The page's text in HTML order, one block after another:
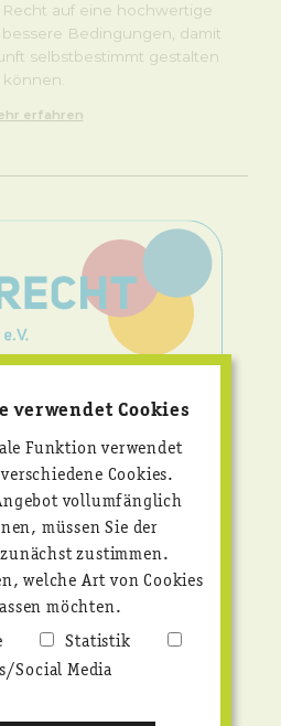
auf eine hochwertige
Bedingungen, damit
selbstbestimmt gestalten
können.
erfahren
Fortbildungen und setzen
für starken
echte Kinderrechte ein.
erfahren
verwendet Cookies
Funktion verwendet
Cookies.
vollumfänglich
müssen Sie der
zustimmen.
welche Art von Cookies
möchten.
Statistik
Social Media